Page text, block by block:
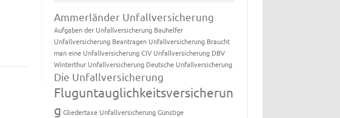
Ammerländer Unfallversicherung
Aufgaben der Unfallversicherung Bauhelfer
Unfallversicherung Beantragen Unfallversicherung Braucht
man eine Unfallversicherung CIV Unfallversicherung DBV
Winterthur Unfallversicherung Deutsche Unfallversicherung
Die Unfallversicherung
Fluguntauglichkeitsversicherun
g Gliedertaxe Unfallversicherung Günstige